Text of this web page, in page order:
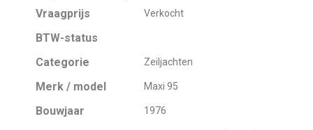
Vraagprijs Verkocht
BTW-status
Categorie
Zeiljachten
Merk / model Maxi 95
Bouwjaar 1976